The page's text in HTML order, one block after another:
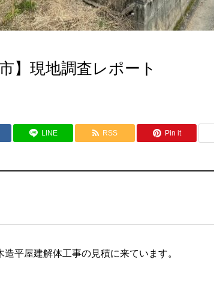
】現地調査レポート
LINE RSS Pin it
平屋建解体工事の見積に来ています。